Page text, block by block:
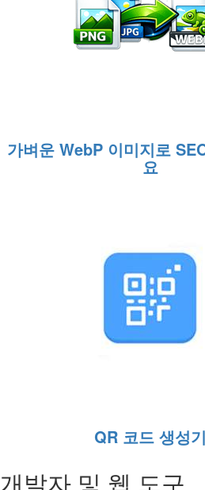
가벼운 WebP 이미지로
요
QR 코드 생성기
개발자 및 웹 도구